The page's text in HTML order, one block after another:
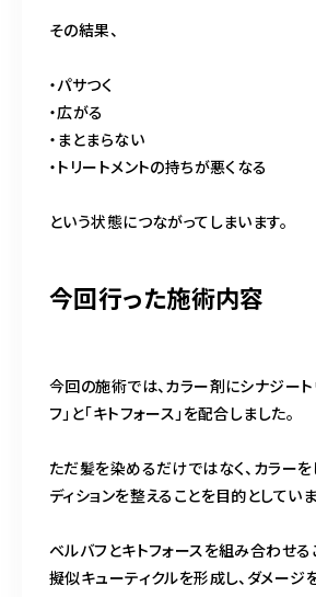
その結果、
・パサつく
・広がる
・まとまらない
・トリートメントの持ちが悪くなる
という状態につながってしまいます。
今回行った施術内容
今回の施術では、カラー剤にシナジート
フ」と「キトフォース」を配合しました。
ただ髪を染めるだけではなく、カラー
ディションを整えることを目的としていま
ベルバフとキトフォースを組み合わせる
擬似キューティクルを形成し、ダメー